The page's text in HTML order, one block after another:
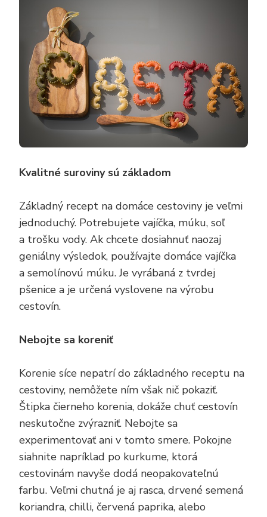
Kvalitné suroviny sú základom
Základný recept na domáce cestoviny je veľmi
jednoduchý. Potrebujete vajíčka, múku, soľ
a trošku vody. Ak chcete dosiahnuť naozaj
geniálny výsledok, používajte domáce vajíčka
a semolínovú múku. Je vyrábaná z tvrdej
pšenice a je určená vyslovene na výrobu
cestovín.
Nebojte sa koreniť
Korenie síce nepatrí do základného receptu na
cestoviny, nemôžete ním však nič pokaziť.
Štipka čierneho korenia, dokáže chuť cestovín
neskutočne zvýrazniť. Nebojte sa
experimentovať ani v tomto smere. Pokojne
siahnite napríklad po kurkume, ktorá
cestovinám navyše dodá neopakovateľnú
farbu. Veľmi chutná je aj rasca, drvené semená
koriandra, chilli, červená paprika, alebo